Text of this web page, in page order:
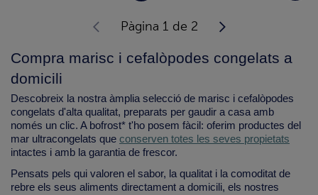
Pàgina 1 de 2
Compra marisc i cefalòpodes congelats a
domicili
Descobreix la nostra àmplia selecció de marisc i cefalòpodes
congelats d'alta qualitat, preparats per gaudir a casa amb
només un clic. A bofrost* t'ho posem fàcil: oferim productes del
mar ultracongelats que conserven totes les seves propietats
intactes i amb la garantia de frescor.
Pensats pels qui valoren el sabor, la qualitat i la comoditat de
rebre els seus aliments directament a domicili, els nostres